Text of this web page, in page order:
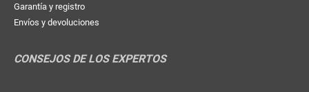
Garantía y registro
Envíos y devoluciones
CONSEJOS DE LOS EXPERTOS